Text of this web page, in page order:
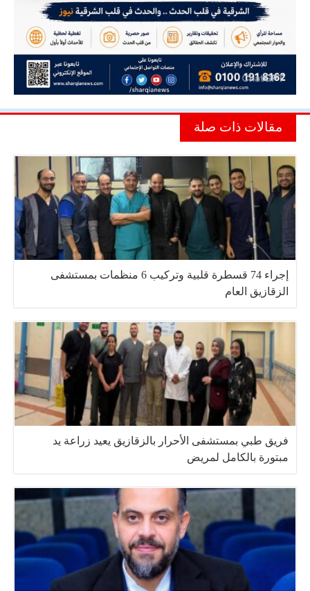
مقالات ذات صلة
إجراء 74 قسطرة قلبية وتركيب 6 منظمات بمستشفى
الزقازيق العام
فريق طبي بمستشفى الأحرار بالزقازيق يعيد زراعة يد
مبتورة بالكامل لمريض